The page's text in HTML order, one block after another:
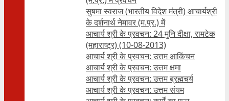
सुषमा स्वराज (भारतीय विदेश मंत्री) आचार्यश्री
के दर्शनार्थ नेमावर (म.प्र.) में
आचार्य श्री के प्रवचन: 24 मुनि दीक्षा, रामटेक
(महाराष्ट्र) (10-08-2013)
आचार्य श्री के प्रवचन: उत्तम आकिंचन
आचार्य श्री के प्रवचन: उत्तम क्षमा
आचार्य श्री के प्रवचन: उत्तम ब्रह्मचर्य
आचार्य श्री के प्रवचन: उत्तम संयम